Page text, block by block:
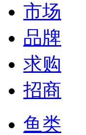
市场
品牌
求购
招商
鱼类